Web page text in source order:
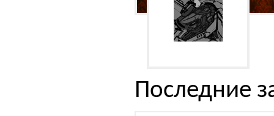
Последние